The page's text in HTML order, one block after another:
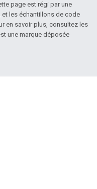
page est régi par une
et les échantillons de code
en savoir plus, consultez les
une marque déposée